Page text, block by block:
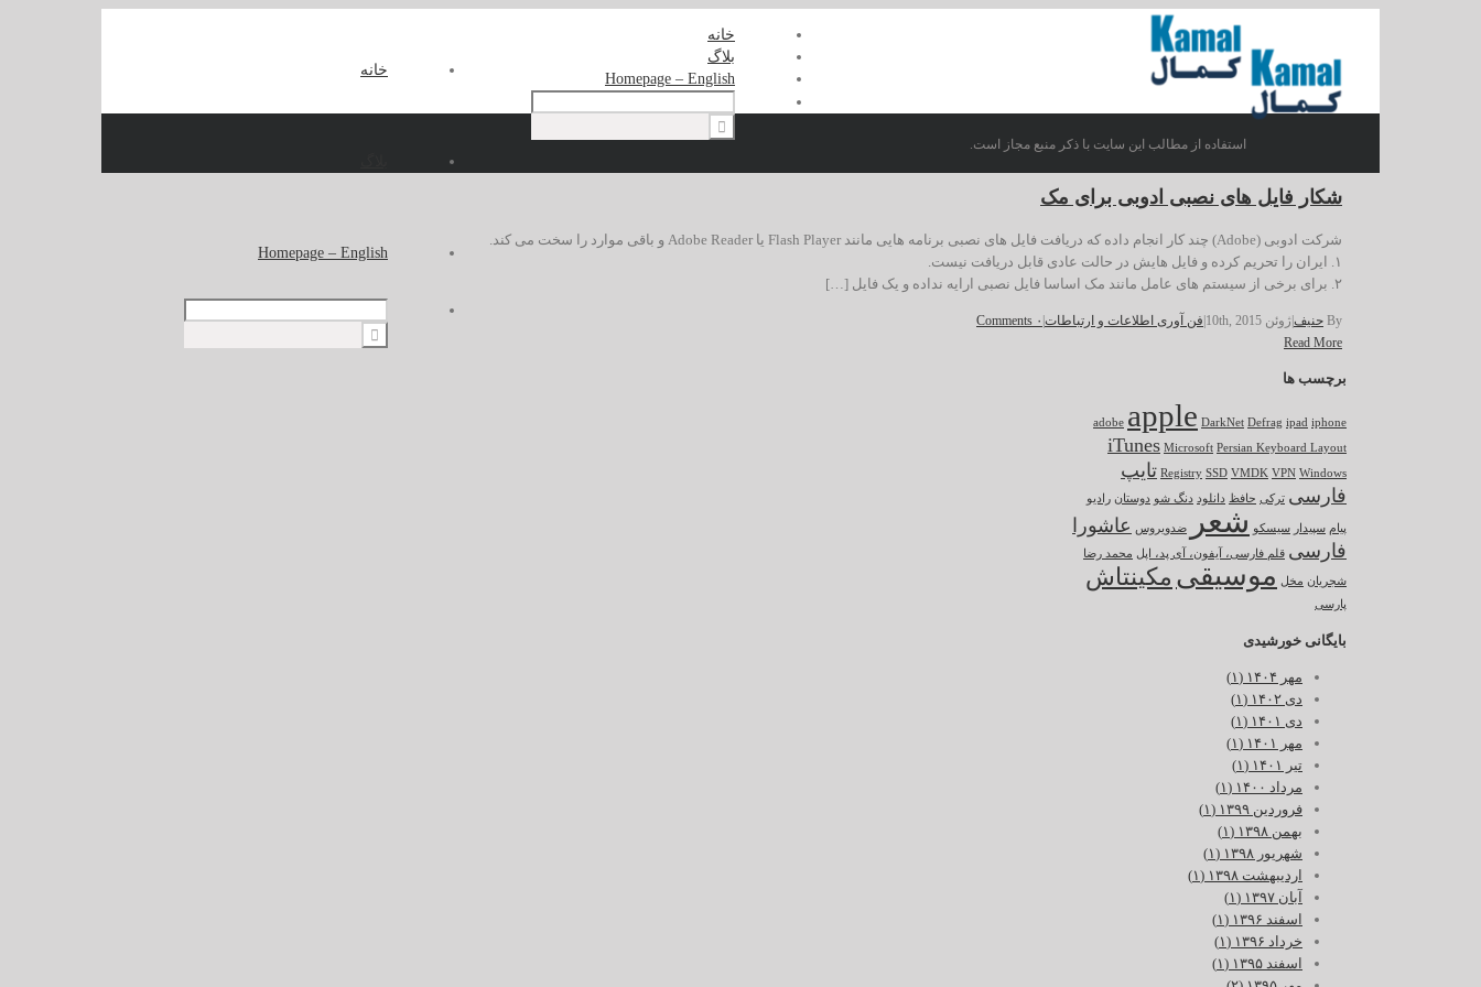
خانه
Homepage – English
خانه
بلاگ
Homepage – English
شکار فایل های نصبی ادوبی برای مک
شرکت ادوبی (Adobe) چند کار انجام داده که دریافت فایل های نصبی برنامه هایی مانند Flash Player یا Adobe Reader و باقی موارد را سخت می کند.
۱. ایران را تحریم کرده و فایل هایش در حالت عادی قابل دریافت نیست.
۲. برای برخی از سیستم های عامل مانند مک اساسا فایل نصبی ارایه نداده و یک فایل […]
By حنیف|ژوئن 10th, 2015 |فن آوری اطلاعات و ارتباطات| ۰ Comments
Read More
برچسب ها
adobe apple DarkNet Defrag ipad iphone
iTunes Microsoft Persian Keyboard Layout
Registry SSD VMDK VPN Windows
تایپ
فارسی ترکی حافظ دانلود دنگ شو دوستان رادیو
پیام سپیدار سیسکو شعر ضدویروس عاشورا
فارسی قلم فارسی، آیفون، آی پد، اپل محمد رضا
شجریان مخل موسیقی مکینتاش
پارسی
بایگانی خورشیدی
مهر ۱۴۰۴ (۱)
دی ۱۴۰۲ (۱)
دی ۱۴۰۱ (۱)
مهر ۱۴۰۱ (۱)
تیر ۱۴۰۱ (۱)
مرداد ۱۴۰۰ (۱)
فروردین ۱۳۹۹ (۱)
بهمن ۱۳۹۸ (۱)
شهریور ۱۳۹۸ (۱)
اردیبهشت ۱۳۹۸ (۱)
آبان ۱۳۹۷ (۱)
اسفند ۱۳۹۶ (۱)
خرداد ۱۳۹۶ (۱)
اسفند ۱۳۹۵ (۱)
استفاده از مطالب این سایت با ذکر منبع مجاز است.